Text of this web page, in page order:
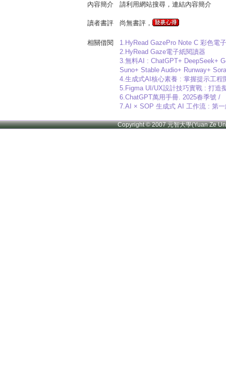
內容簡介 請利用網站搜尋，連結內容簡介
讀者書評 尚無書評，
相關借閱
1.HyRead GazePro Note C 彩色電
2.HyRead Gaze電子紙閱讀器
3.無料AI : ChatGPT+ DeepSeek+
Suno+ Stable Audio+ Runway+
4.生成式AI核心素養 : 掌握提示工程
5.Figma UI/UX設計技巧實戰 : 打造
6.ChatGPT萬用手冊. 2025春季號 /
7.AI × SOP 生成式 AI 工作流 : 第
Copyright © 2007 元智大學(Yuan Ze